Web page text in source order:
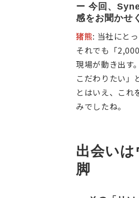
ー 今回、
感をお聞かせ
猪熊: 当社にと
それでも「
現場が動き出す
こだわりたい」
とはいえ、これ
みでしたね。
出会い
脚